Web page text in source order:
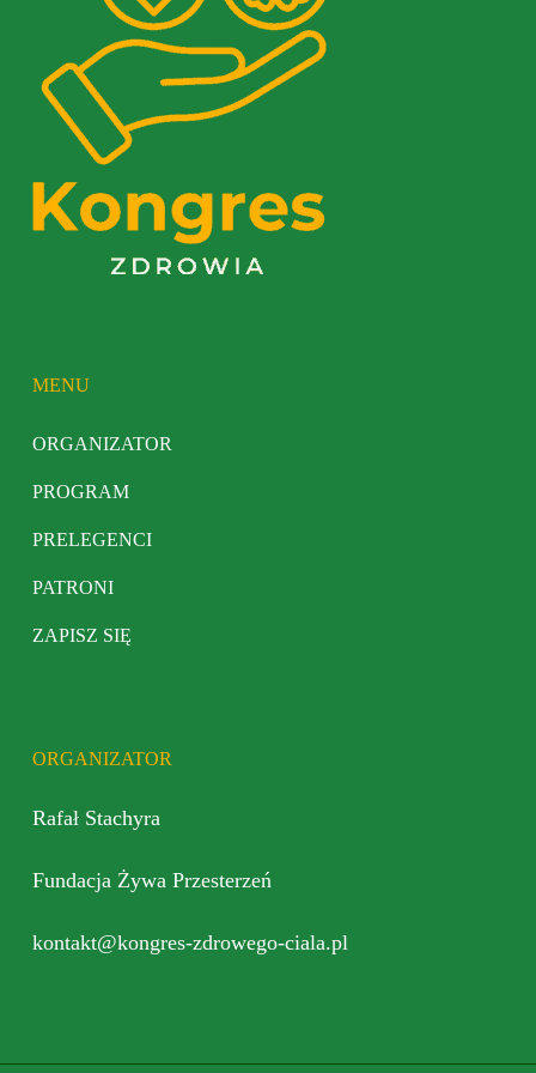
MENU
ORGANIZATOR
PROGRAM
PRELEGENCI
PATRONI
ZAPISZ SIĘ
ORGANIZATOR
Rafał Stachyra
Fundacja Żywa Przesterzeń
kontakt@kongres-zdrowego-ciala.pl